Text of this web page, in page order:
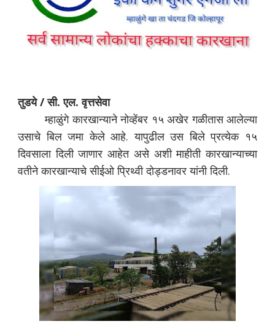
तुडये / सी. एल. वृत्तसेवा
म्हाळुंगे कारखान्याने नोव्हेंबर १५ अखेर गळीतास आलेल्या
उसाचे बिल जमा केले आहे. यापुढील उस बिले प्रत्येक १५
दिवसाला दिली जाणार आहेत असे अशी माहीती कारखान्याच्या
वतीने कारखान्याचे सीईओ प्रिथ्वी दोड्डनावर यांनी दिली.